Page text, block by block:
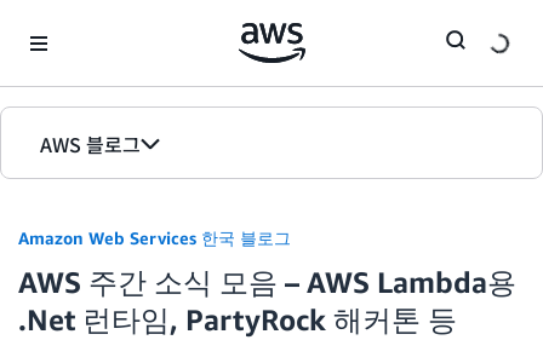
AWS 블로그
홈
에디션
Amazon Web Services 한국 블로그
AWS 주간 소식 모음 – AWS Lambda용
.Net 런타임, PartyRock 해커톤 등